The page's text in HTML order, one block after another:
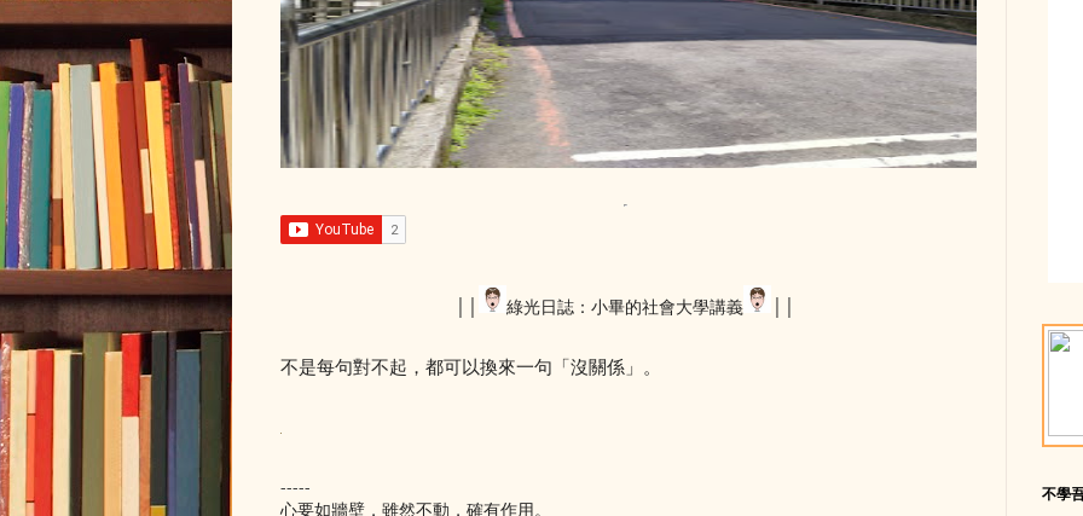
綠光日誌：小畢的社會大學講義
不是每句對不起，都可以換來一句「沒關係」。
-----
心要如牆壁，雖然不動，確有作用。
不學